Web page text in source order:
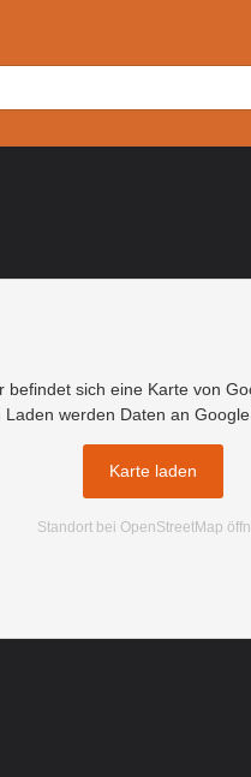
befindet sich eine Karte von
Laden werden Daten an
Karte laden
Standort bei OpenStreetMap